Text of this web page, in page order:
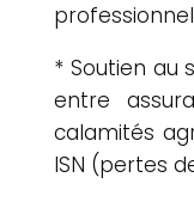
* Soutien au
entre
calamités
ISN (pertes